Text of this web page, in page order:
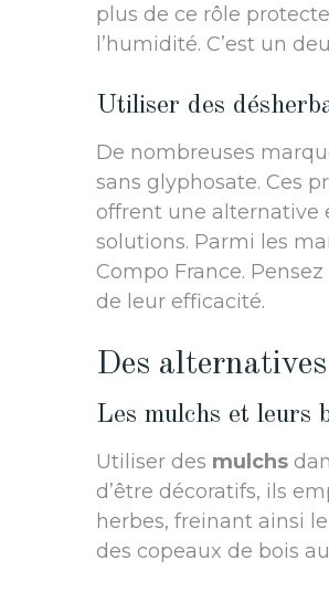
plus de ce rôle
l’humidité. C’est un
Utiliser des
De nombreuses
sans glyphosate. Ces
offrent une alternative
solutions. Parmi les
Compo France.
de leur efficacité.
Des alternatives
Les mulchs et leurs
Utiliser des mulchs
d’être décoratifs, ils
herbes, freinant ainsi
des copeaux de bois